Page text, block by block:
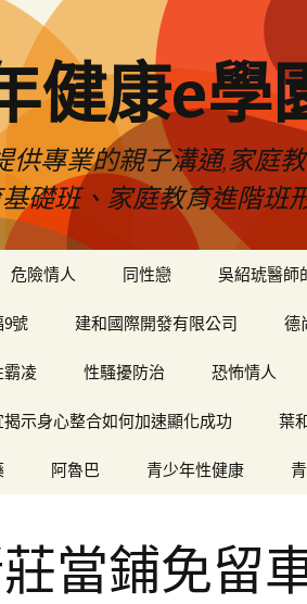
健康e學
供專業的親子溝通,家庭
礎班、家庭教育進階班
危險情人 同性戀 吳紹琥醫師
號 建和國際開發有限公司 德
霸凌 性騷擾防治 恐怖情人
示身心整合如何加速顯化成功 葉
阿魯巴 青少年性健康
當鋪免留